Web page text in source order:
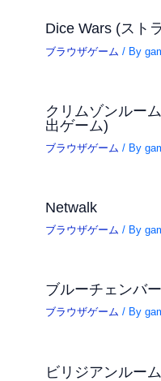
Dice Wars (スト
ブラウザゲーム / By
クリムゾンルー
出ゲーム)
ブラウザゲーム / By
Netwalk
ブラウザゲーム / By
ブルーチェンバ
ブラウザゲーム / By
ビリジアンルー